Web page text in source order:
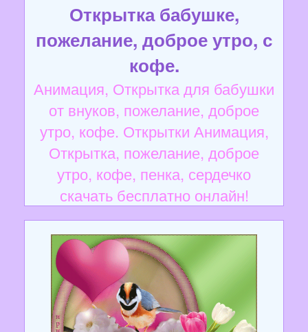
Открытка бабушке,
пожелание, доброе утро, с
кофе.
Анимация, Открытка для бабушки
от внуков, пожелание, доброе
утро, кофе. Открытки Анимация,
Открытка, пожелание, доброе
утро, кофе, пенка, сердечко
скачать бесплатно онлайн!